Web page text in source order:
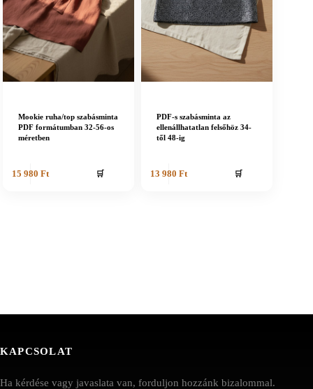
Mookie ruha/top szabásminta
PDF formátumban 32-56-os
méretben
15 980 Ft 🛒
PDF-s szabásminta az
ellenállhatatlan felsőhöz 34-
től 48-ig
13 980 Ft 🛒
KAPCSOLAT
Ha kérdése vagy javaslata van, forduljon hozzánk bizalommal.